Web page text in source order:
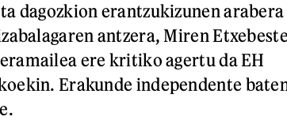
dagozkion erantzukizunen arabera
antzera, Miren
ere kritiko agertu da EH
Erakunde independente